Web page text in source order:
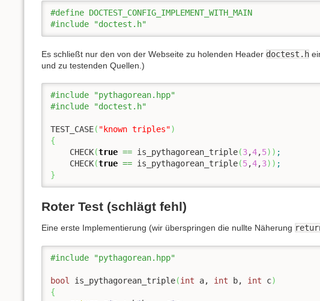
#define DOCTEST_CONFIG_IMPLEMENT_WITH_MAIN
#include "doctest.h"
Es schließt nur den von der Webseite zu holenden Header doctest.h
und zu testenden Quellen.)
#include "pythagorean.hpp"
#include "doctest.h"
TEST_CASE( "known triples")
{
    CHECK
(true == is_pythagorean_triple(3,4,5) ) ;
    CHECK
(true == is_pythagorean_triple(5,4,3) ) ;
}
Roter Test (schlägt fehl)
Eine erste Implementierung (wir überspringen die nullte Näherung
#include "pythagorean.hpp"
bool is_pythagorean_triple(int a, int b, int c)
{